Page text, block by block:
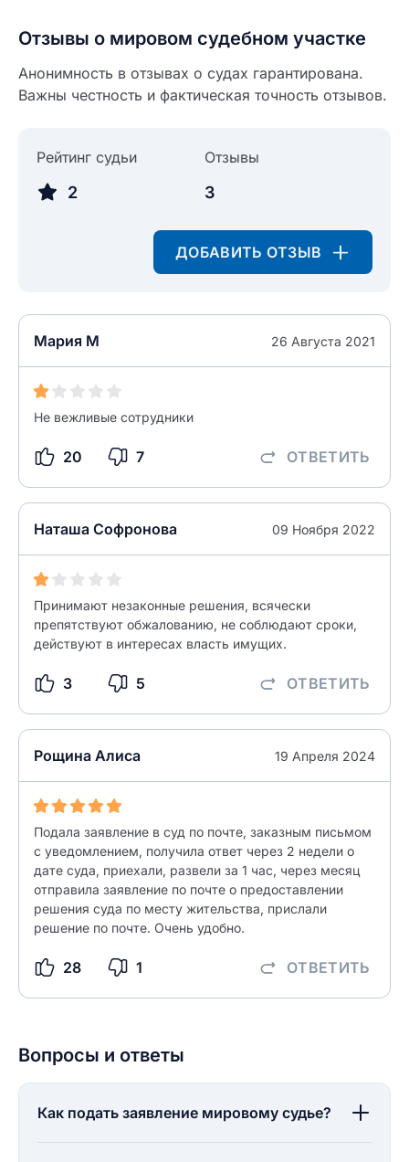
Отзывы о мировом судебном участке
Анонимность в отзывах о судах гарантирована.
Важны честность и фактическая точность отзывов.
Рейтинг судьи
2
Отзывы
3
ДОБАВИТЬ ОТЗЫВ
Мария М 26 Августа 2021
Не вежливые сотрудники
20 7 ОТВЕТИТЬ
Наташа Софронова 09 Ноября 2022
Принимают незаконные решения, всячески
препятствуют обжалованию, не соблюдают сроки,
действуют в интересах власть имущих.
3 5 ОТВЕТИТЬ
Рощина Алиса 19 Апреля 2024
Подала заявление в суд по почте, заказным письмом
с уведомлением, получила ответ через 2 недели о
дате суда, приехали, развели за 1 час, через месяц
отправила заявление по почте о предоставлении
решения суда по месту жительства, прислали
решение по почте. Очень удобно.
28 1 ОТВЕТИТЬ
Текст отзыва
0/500
Как вы оцените судебный участок?
Введите свой номер телефона
разрешить публикацию отзыва
ОСТАВИТЬ ОТЗЫВ
Вопросы и ответы
Как подать заявление мировому судье?
СОХРАНИТЬ